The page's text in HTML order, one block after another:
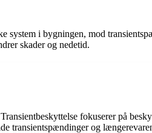
system i bygningen, mod
skader og nedetid.
fokuserer på
transientspændinger og